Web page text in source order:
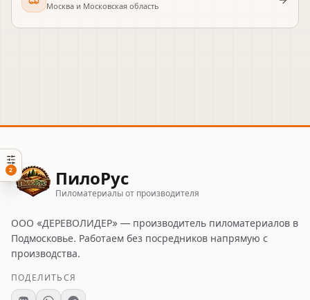
Москва и Московская область
ПилоРус
Пиломатериалы от производителя
ООО «ДЕРЕВОЛИДЕР» — производитель пиломатериалов в
Подмосковье. Работаем без посредников напрямую с
производства.
ПОДЕЛИТЬСЯ
2